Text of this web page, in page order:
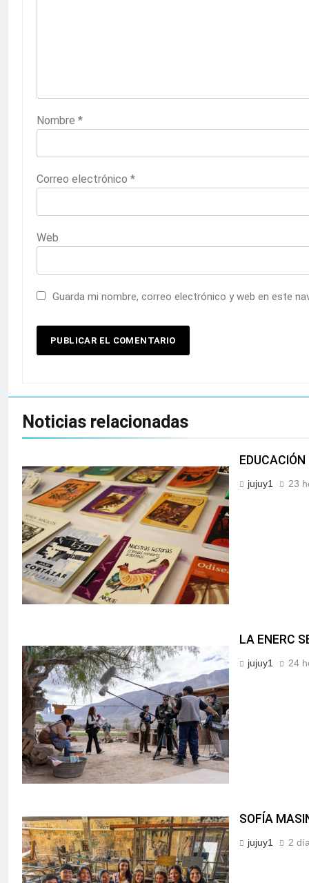
Nombre *
Correo electrónico *
Web
Guarda mi nombre, correo electrónico y web en este
Noticias relacionadas
jujuy1 23
LA ENERC
jujuy1 24
SOFÍA
jujuy1 2